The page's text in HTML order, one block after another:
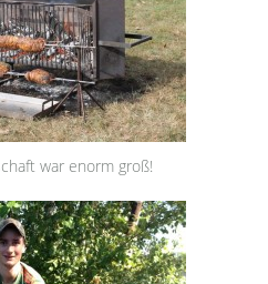
war enorm groß!